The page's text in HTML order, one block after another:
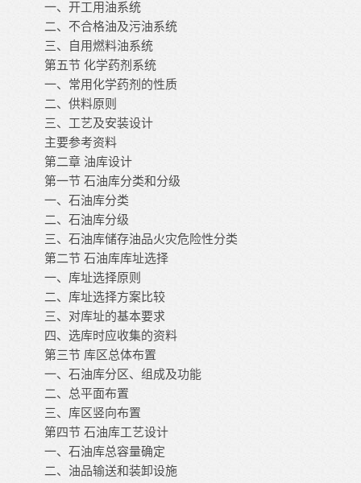
一、开工用油系统
二、不合格油及污油系统
三、自用燃料油系统
第五节 化学药剂系统
一、常用化学药剂的性质
二、供料原则
三、工艺及安装设计
主要参考资料
第二章 油库设计
第一节 石油库分类和分级
一、石油库分类
二、石油库分级
三、石油库储存油品火灾危险性分类
第二节 石油库库址选择
一、库址选择原则
二、库址选择方案比较
三、对库址的基本要求
四、选库时应收集的资料
第三节 库区总体布置
一、石油库分区、组成及功能
二、总平面布置
三、库区竖向布置
第四节 石油库工艺设计
一、石油库总容量确定
二、油品输送和装卸设施